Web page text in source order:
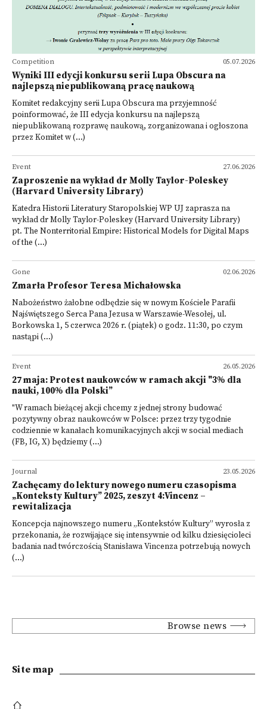
05.07.2026
Competition
Wyniki III edycji konkursu serii Lupa Obscura na
najlepszą niepublikowaną pracę naukową
Komitet redakcyjny serii Lupa Obscura ma przyjemność
poinformować, że III edycja konkursu na najlepszą
niepublikowaną rozprawę naukową, zorganizowana i ogłoszona
przez Komitet w (...)
27.06.2026
Event
Zaproszenie na wykład dr Molly Taylor-Poleskey
(Harvard University Library)
Katedra Historii Literatury Staropolskiej WP UJ zaprasza na
wykład dr Molly Taylor-Poleskey (Harvard University Library)
pt. The Nonterritorial Empire: Historical Models for Digital Maps
of the (...)
02.06.2026
Gone
Zmarła Profesor Teresa Michałowska
Nabożeństwo żałobne odbędzie się w nowym Kościele Parafii
Najświętszego Serca Pana Jezusa w Warszawie-Wesołej, ul.
Borkowska 1, 5 czerwca 2026 r. (piątek) o godz. 11:30, po czym
nastąpi (...)
26.05.2026
Event
27 maja: Protest naukowców w ramach akcji "3% dla
nauki, 100% dla Polski”
"W ramach bieżącej akcji chcemy z jednej strony budować
pozytywny obraz naukowców w Polsce: przez trzy tygodnie
codziennie w kanałach komunikacyjnych akcji w social mediach
(FB, IG, X) będziemy (...)
23.05.2026
Journal
Zachęcamy do lektury nowego numeru czasopisma
„Konteksty Kultury” 2025, zeszyt 4:Vincenz –
rewitalizacja
Koncepcja najnowszego numeru „Kontekstów Kultury” wyrosła z
przekonania, że rozwijające się intensywnie od kilku dziesięcioleci
badania nad twórczością Stanisława Vincenza potrzebują nowych
(...)
Browse news
Site map